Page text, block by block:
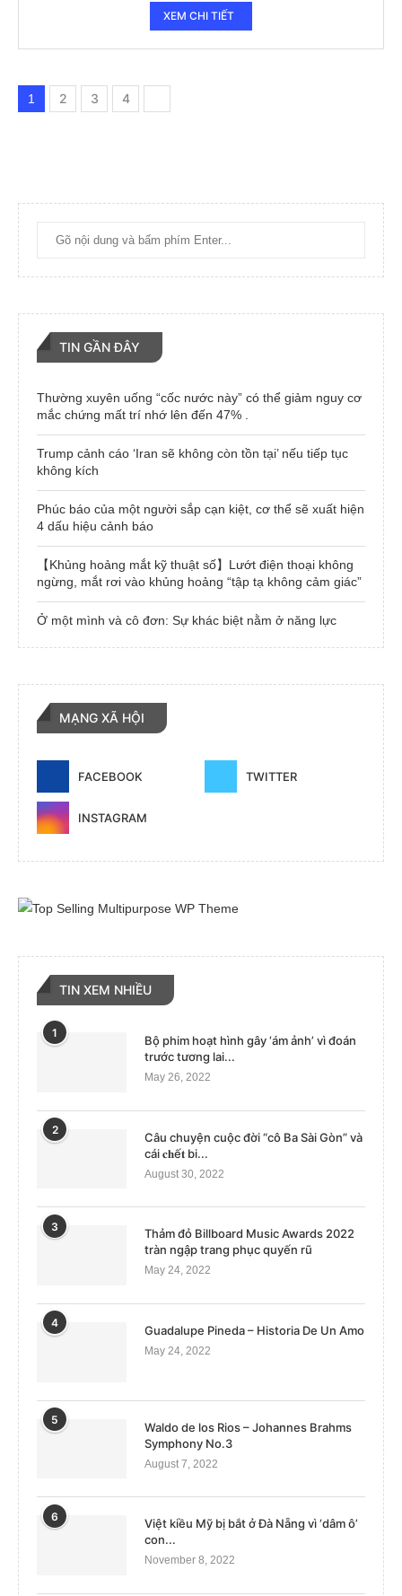
XEM CHI TIẾT
1 2 3 4
TIN GẦN ĐÂY
Thường xuyên uống “cốc nước này” có thể giảm nguy cơ
mắc chứng mất trí nhớ lên đến 47% .
Trump cảnh cáo ‘Iran sẽ không còn tồn tại’ nếu tiếp tục
không kích
Phúc báo của một người sắp cạn kiệt, cơ thể sẽ xuất hiện
4 dấu hiệu cảnh báo
【Khủng hoảng mắt kỹ thuật số】Lướt điện thoại không
ngừng, mắt rơi vào khủng hoảng “tập tạ không cảm giác”
Ở một mình và cô đơn: Sự khác biệt nằm ở năng lực
MẠNG XÃ HỘI
FACEBOOK TWITTER
INSTAGRAM
TIN XEM NHIỀU
1
Bộ phim hoạt hình gây ‘ám ảnh’ vì đoán
trước tương lai...
May 26, 2022
2
Câu chuyện cuộc đời “cô Ba Sài Gòn” và
cái 𝐜𝐡ế𝐭 bi...
August 30, 2022
3
Thảm đỏ Billboard Music Awards 2022
tràn ngập trang phục quyến rũ
May 24, 2022
4
Guadalupe Pineda – Historia De Un Amo
May 24, 2022
5
Waldo de los Rios – Johannes Brahms
Symphony No.3
August 7, 2022
6
Việt kiều Mỹ bị bắt ở Đà Nẵng vì ‘dâm ô’
con...
November 8, 2022